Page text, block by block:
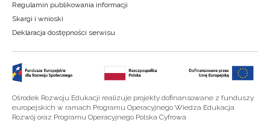
Regulamin publikowania informacji
Skargi i wnioski
Deklaracja dostępności serwisu
Ośrodek Rozwoju Edukacji realizuje projekty dofinansowane z funduszy
europejskich w ramach Programu Operacyjnego Wiedza Edukacja
Rozwój oraz Programu Operacyjnego Polska Cyfrowa